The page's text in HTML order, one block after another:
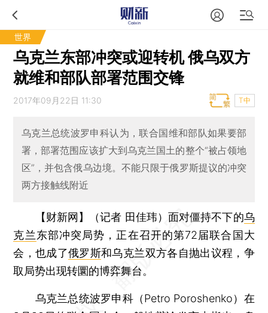
世界
乌克兰东部冲突或迎转机 俄乌双方
就维和部队部署范围交锋
2017年09月22日 11:30 T中
乌克兰总统波罗申科认为，联合国维和部队如果要部
署，部署范围应该扩大到乌克兰国土的整个“被占领地
区”，并包含俄乌边境。不能只限于俄罗斯提议的冲突
两方接触线附近
【财新网】（记者 田佳玮） 面对僵持不下的乌
克兰东部冲突局势，正在召开的第72届联合国大
会，也成了俄罗斯和乌克兰双方各自抛出议程，争
取局势出现转圜的博弈舞台。
乌克兰总统波罗申科（Petro Poroshenko）在